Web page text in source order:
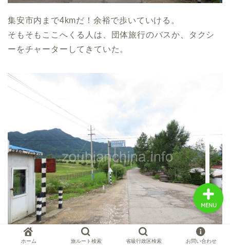
集安市内まで4kmだ！余裕で歩いていける。
そもそもここへくる人は、団体旅行のバスか、タクシ
ーをチャーターしてきていた。
ホーム 旅ルート検索 省級行政区検索 お問い合わせ
MENU
中国旅行の情報案内
中国麺ランキング